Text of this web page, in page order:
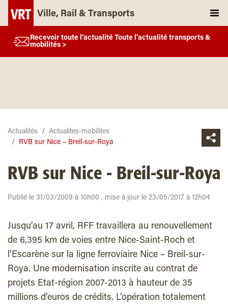
Ville, Rail & Transports
Recevoir toute l’actualité Toute l'actualité transports &
mobilités >
Actualités
Actualites-mobilites
RVB sur Nice – Breil-sur-Roya
RVB sur Nice - Breil-sur-Roya
Publié le 31/03/2009 à 10h00 , mise à jour le 23/05/2017 à 12h04
Jusqu’au 17 avril, RFF travaillera au renouvellement
de 6,395 km de voies entre Nice-Saint-Roch et
l’Escarène sur la ligne ferroviaire Nice – Breil-sur-
Roya. Une modernisation inscrite au contrat de
projets Etat-région 2007-2013 à hauteur de 35
millions d’euros de crédits. L’opération totalement